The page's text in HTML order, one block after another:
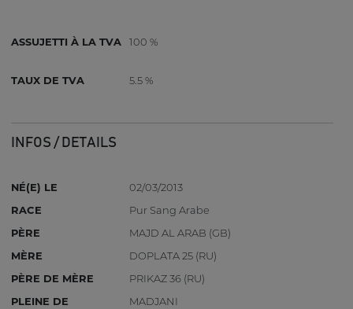
ASSUJETTI À LA TVA 100 %
TAUX DE TVA 5.5 %
INFOS / DETAILS
NÉ(E) LE
02/03/2013
RACE
Pur Sang Arabe
PÈRE
MAJD AL ARAB (GB)
MÈRE
DOPLATA 25 (RU)
PÈRE DE MÈRE
PRIKAZ 36 (RU)
PLEINE DE
MADJANI